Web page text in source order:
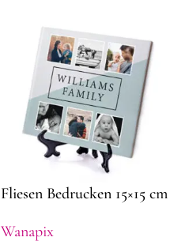
Fliesen Bedrucken 15×15 cm
Wanapix